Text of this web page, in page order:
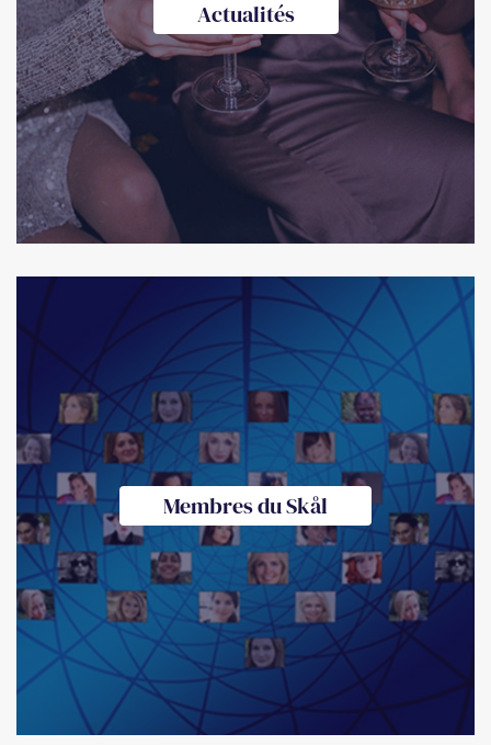
Actualités
Membres du Skål